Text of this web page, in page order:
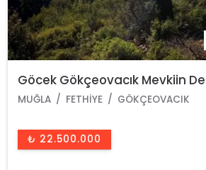
Göcek Gökçeovacık Mevkiin De
MUĞLA FETHIYE GÖKÇEOVACIK
₺ 22.500.000